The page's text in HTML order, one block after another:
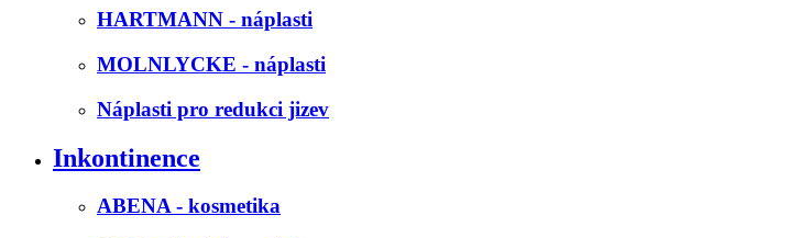
HARTMANN - náplasti
MOLNLYCKE - náplasti
Náplasti pro redukci jizev
Inkontinence
ABENA - kosmetika